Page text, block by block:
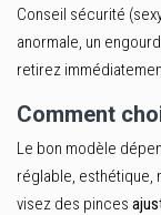
Conseil sécurité
anormale, un
retirez
Comment
Le bon modèle
réglable, esthétique,
visez des pinces